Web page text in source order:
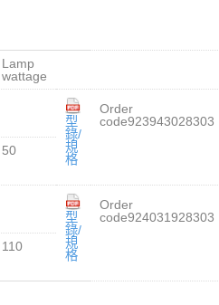
Lamp
wattage
型
錄/
規
格
Order
code923943028303
50
型
錄/
規
格
Order
code924031928303
110